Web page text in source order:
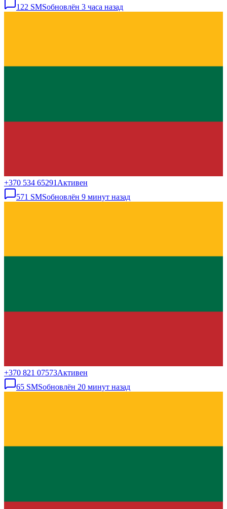
122 SMSобновлён 3 часа назад
+370 534 65291 Активен
571 SMSобновлён 9 минут назад
+370 821 07573Активен
65 SMSобновлён 20 минут назад